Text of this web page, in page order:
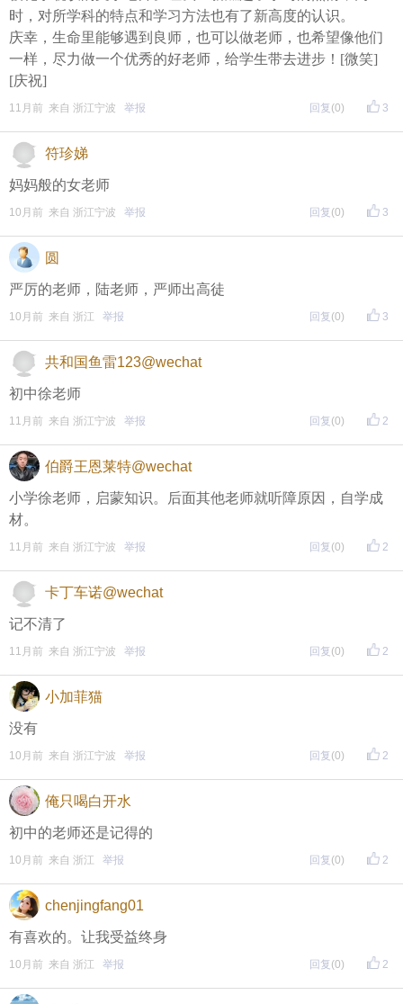
再次提醒
（重要的事情说三遍）
评论主题内容即可领取红包！
期待每晚8点，与您不见不散！
时，对所学科的特点和学习方法也有了新高度的认识。
庆幸，生命里能够遇到良师，也可以做老师，也希望像他们
一样，尽力做一个优秀的好老师，给学生带去进步！[微笑]
[庆祝]
3
11月前 来自 浙江宁波 举报 回复 (0)
符珍娣
妈妈般的女老师
3
10月前 来自 浙江宁波 举报 回复 (0)
圆
严厉的老师，陆老师，严师出高徒
3
10月前 来自 浙江 举报 回复 (0)
共和国鱼雷123@wechat
初中徐老师
2
11月前 来自 浙江宁波 举报 回复 (0)
伯爵王恩莱特@wechat
小学徐老师，启蒙知识。后面其他老师就听障原因，自学成
材。
2
11月前 来自 浙江宁波 举报 回复 (0)
卡丁车诺@wechat
记不清了
2
11月前 来自 浙江宁波 举报 回复 (0)
小加菲猫
没有
2
10月前 来自 浙江宁波 举报 回复 (0)
俺只喝白开水
初中的老师还是记得的
2
10月前 来自 浙江 举报 回复 (0)
chenjingfang01
有喜欢的。让我受益终身
2
10月前 来自 浙江 举报 回复 (0)